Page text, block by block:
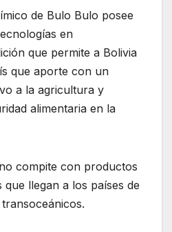
de Bulo Bulo posee
en
que permite a Bolivia
que aporte con un
a la agricultura y
alimentaria en la
compite con productos
llegan a los países de